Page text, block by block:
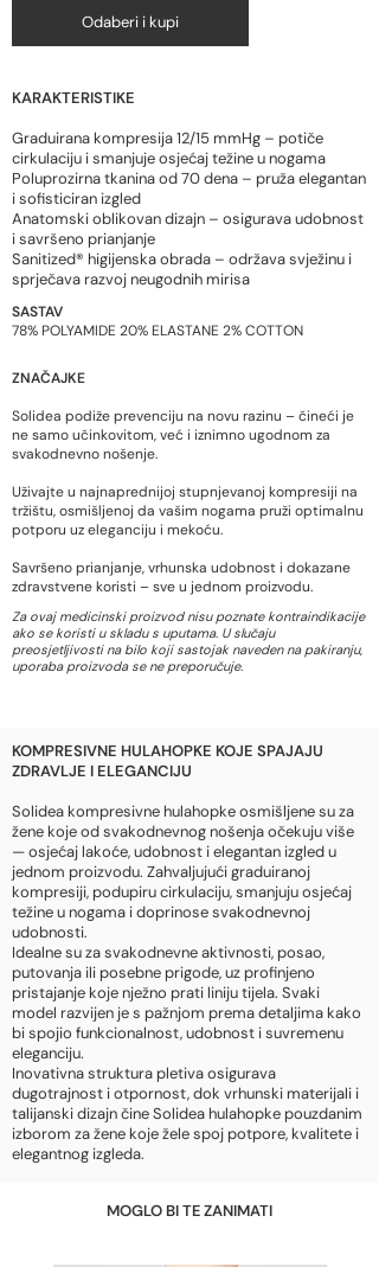
Odaberi i kupi
KARAKTERISTIKE
Graduirana kompresija 12/15 mmHg – potiče
cirkulaciju i smanjuje osjećaj težine u nogama​
Poluprozirna tkanina od 70 dena – pruža elegantan
i sofisticiran izgled​
Anatomski oblikovan dizajn – osigurava udobnost
i savršeno prianjanje​
Sanitized® higijenska obrada – održava svježinu i
sprječava razvoj neugodnih mirisa
SASTAV
78% POLYAMIDE 20% ELASTANE 2% COTTON
ZNAČAJKE
Solidea podiže prevenciju na novu razinu – čineći je
ne samo učinkovitom, već i iznimno ugodnom za
svakodnevno nošenje.
Uživajte u najnaprednijoj stupnjevanoj kompresiji na
tržištu, osmišljenoj da vašim nogama pruži optimalnu
potporu uz eleganciju i mekoću.
Savršeno prianjanje, vrhunska udobnost i dokazane
zdravstvene koristi – sve u jednom proizvodu.
Za ovaj medicinski proizvod nisu poznate kontraindikacije
ako se koristi u skladu s uputama. U slučaju
preosjetljivosti na bilo koji sastojak naveden na pakiranju,
uporaba proizvoda se ne preporučuje.
KOMPRESIVNE HULAHOPKE KOJE SPAJAJU
ZDRAVLJE I ELEGANCIJU
Solidea kompresivne hulahopke osmišljene su za
žene koje od svakodnevnog nošenja očekuju više
— osjećaj lakoće, udobnost i elegantan izgled u
jednom proizvodu. Zahvaljujući graduiranoj
kompresiji, podupiru cirkulaciju, smanjuju osjećaj
težine u nogama i doprinose svakodnevnoj
udobnosti.
Idealne su za svakodnevne aktivnosti, posao,
putovanja ili posebne prigode, uz profinjeno
pristajanje koje nježno prati liniju tijela. Svaki
model razvijen je s pažnjom prema detaljima kako
bi spojio funkcionalnost, udobnost i suvremenu
eleganciju.
Inovativna struktura pletiva osigurava
dugotrajnost i otpornost, dok vrhunski materijali i
talijanski dizajn čine Solidea hulahopke pouzdanim
izborom za žene koje žele spoj potpore, kvalitete i
elegantnog izgleda.
MOGLO BI TE ZANIMATI